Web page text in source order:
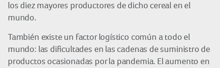
los diez mayores productores de dicho cereal en el
mundo.
También existe un factor logístico común a todo el
mundo: las dificultades en las cadenas de suministro de
productos ocasionadas por la pandemia. El aumento en